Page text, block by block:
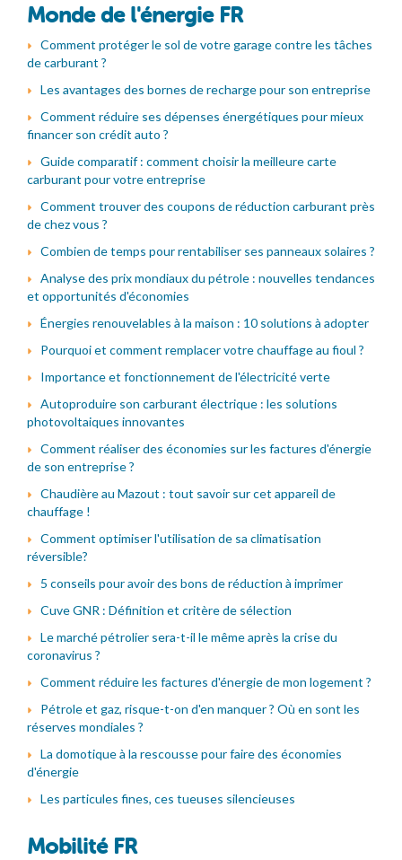
Monde de l'énergie FR
Comment protéger le sol de votre garage contre les tâches
de carburant ?
Les avantages des bornes de recharge pour son entreprise
Comment réduire ses dépenses énergétiques pour mieux
financer son crédit auto ?
Guide comparatif : comment choisir la meilleure carte
carburant pour votre entreprise
Comment trouver des coupons de réduction carburant près
de chez vous ?
Combien de temps pour rentabiliser ses panneaux solaires ?
Analyse des prix mondiaux du pétrole : nouvelles tendances
et opportunités d'économies
Énergies renouvelables à la maison : 10 solutions à adopter
Pourquoi et comment remplacer votre chauffage au fioul ?
Importance et fonctionnement de l'électricité verte
Autoproduire son carburant électrique : les solutions
photovoltaiques innovantes
Comment réaliser des économies sur les factures d'énergie
de son entreprise ?
Chaudière au Mazout : tout savoir sur cet appareil de
chauffage !
Comment optimiser l'utilisation de sa climatisation
réversible?
5 conseils pour avoir des bons de réduction à imprimer
Cuve GNR : Définition et critère de sélection
Le marché pétrolier sera-t-il le même après la crise du
coronavirus ?
Comment réduire les factures d'énergie de mon logement ?
Pétrole et gaz, risque-t-on d'en manquer ? Où en sont les
réserves mondiales ?
La domotique à la rescousse pour faire des économies
d'énergie
Les particules fines, ces tueuses silencieuses
Mobilité FR